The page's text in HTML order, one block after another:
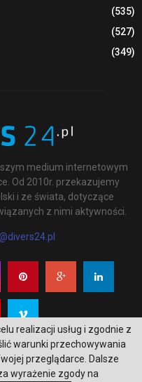
(535)
(527)
(349)
medium internetowym
Od 2010r. przekazujemy
i ze świata, dotyczące
z nimi aktywności.
Designed and Developed by
realizacji usług i zgodnie z
warunki przechowywania
przeglądarce. Dalsze
wyrażenie zgody na